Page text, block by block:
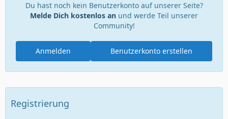
Du hast noch kein Benutzerkonto auf unserer Seite?
Melde Dich kostenlos an und werde Teil unserer
Community!
Benutzerkonto erstellen
Anmelden
Registrierung